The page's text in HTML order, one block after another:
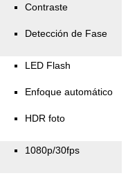
Contraste
Detección de Fase
LED Flash
Enfoque automático
HDR foto
1080p/30fps